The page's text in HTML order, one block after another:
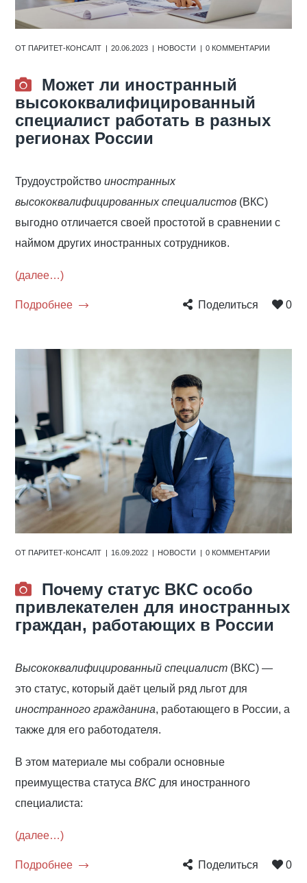
ОТПАРИТЕТ-КОНСАЛТ 20.06.2023 НОВОСТИ 0 КОММЕНТАРИИ
Может ли иностранный
высококвалифицированный
специалист работать в разных
регионах России
Трудоустройствоиностранных
высококвалифицированных специалистов (ВКС)
выгодно отличается своей простотой в сравнении с
наймом других иностранных сотрудников.
(далее…)
Подробнее Поделиться 0
ОТПАРИТЕТ-КОНСАЛТ 16.09.2022 НОВОСТИ 0 КОММЕНТАРИИ
Почему статус ВКС особо
привлекателен для иностранных
граждан, работающих в России
Высококвалифицированный специалист (ВКС) —
это статус, который даёт целый ряд льгот для
иностранного гражданина, работающего в России, а
также для его работодателя.
В этом материале мы собрали основные
преимущества статусаВКС для иностранного
специалиста:
(далее…)
Подробнее Поделиться 0